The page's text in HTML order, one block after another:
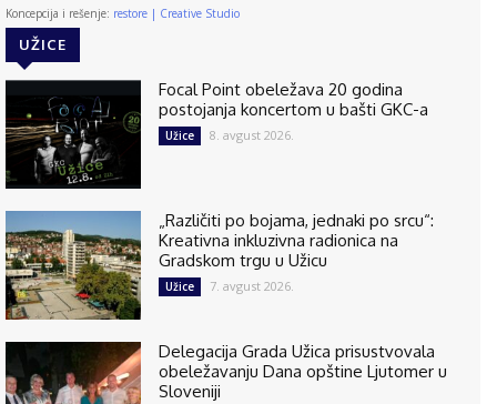
Koncepcija i rešenje: restore | Creative Studio
UŽICE
Focal Point obeležava 20 godina
postojanja koncertom u bašti GKC-a
Užice 8. avgust 2026.
„Različiti po bojama, jednaki po srcu“:
Kreativna inkluzivna radionica na
Gradskom trgu u Užicu
Užice 7. avgust 2026.
Delegacija Grada Užica prisustvovala
obeležavanju Dana opštine Ljutomer u
Sloveniji